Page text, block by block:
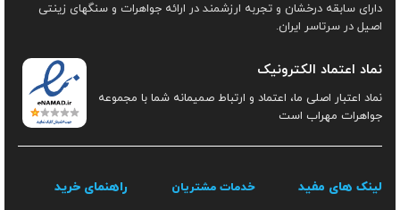
دارای سابقه درخشان و تجربه ارزشمند در ارائه جواهرات و سنگهای زینتی
اصیل در سرتاسر ایران.
نماد اعتماد الکترونیک
نماد اعتبار اصلی ما، اعتماد و ارتباط صمیمانه شما با مجموعه
جواهرات مهراب است
لینک های مفید خدمات مشتریان راهنمای خرید